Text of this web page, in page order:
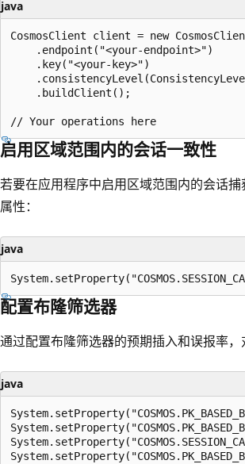
java
CosmosClient client = new
    .endpoint("<your-endpoint>")
    .key("<your-key>")
    .buildClient();
启用区域范围内的会话一致性
若要在应用程序中启用区域范围内的会话
属性：
java
配置布隆筛选器
通过配置布隆筛选器的预期插入和误报率，
java